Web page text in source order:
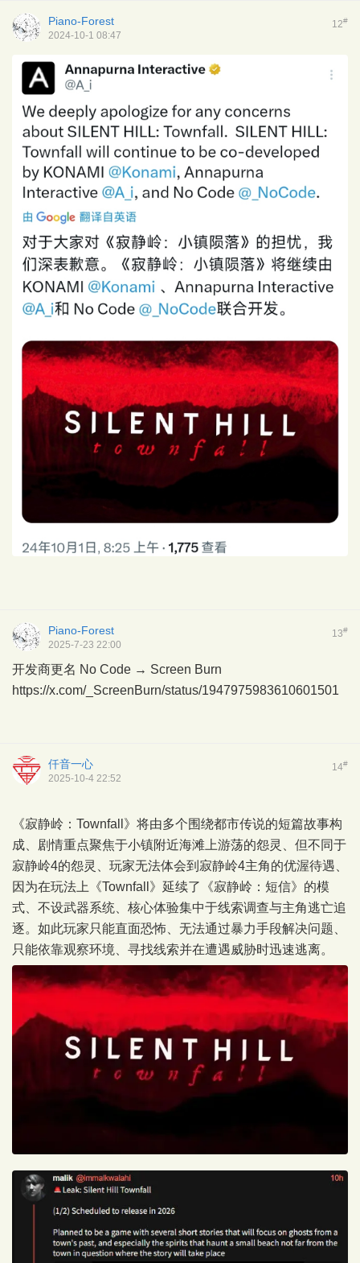
12#
Piano-Forest
2024-10-1 08:47
13#
Piano-Forest
2025-7-23 22:00
开发商更名 No Code → Screen Burn
https://x.com/_ScreenBurn/status/1947975983610601501
14#
仟音一心
2025-10-4 22:52
《寂静岭：Townfall》将由多个围绕都市传说的短篇故事构
成、剧情重点聚焦于小镇附近海滩上游荡的怨灵、但不同于
寂静岭4的怨灵、玩家无法体会到寂静岭4主角的优渥待遇、
因为在玩法上《Townfall》延续了《寂静岭：短信》的模
式、不设武器系统、核心体验集中于线索调查与主角逃亡追
逐。如此玩家只能直面恐怖、无法通过暴力手段解决问题、
只能依靠观察环境、寻找线索并在遭遇威胁时迅速逃离。